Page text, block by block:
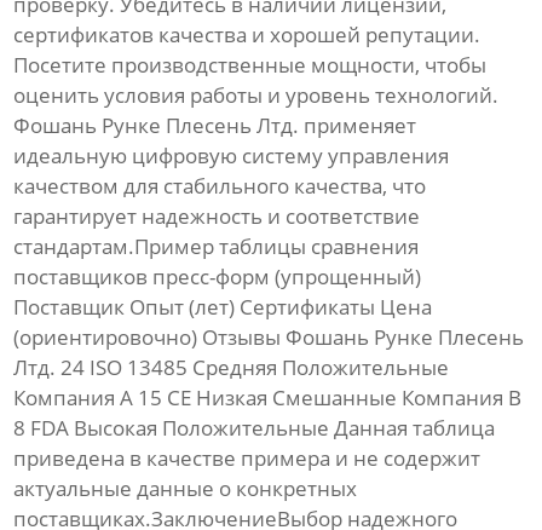
сертификатов качества и хорошей репутации.
Посетите производственные мощности, чтобы
оценить условия работы и уровень технологий.
Фошань Рунке Плесень Лтд. применяет
идеальную цифровую систему управления
качеством для стабильного качества, что
гарантирует надежность и соответствие
стандартам.Пример таблицы сравнения
поставщиков пресс-форм (упрощенный)
Поставщик Опыт (лет) Сертификаты Цена
(ориентировочно) Отзывы Фошань Рунке Плесень
Лтд. 24 ISO 13485 Средняя Положительные
Компания A 15 CE Низкая Смешанные Компания B
8 FDA Высокая ПоложительныеДанная таблица
приведена в качестве примера и не содержит
актуальные данные о конкретных
поставщиках.ЗаключениеВыбор надежного